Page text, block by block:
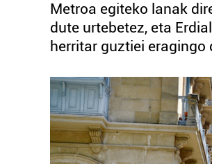
Metroa egiteko lanak
dute urtebetez, eta
herritar guztiei